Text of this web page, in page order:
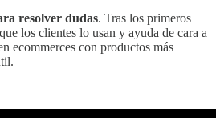
resolver dudas. Tras los primeros
los clientes lo usan y ayuda de cara a
ecommerces con productos más